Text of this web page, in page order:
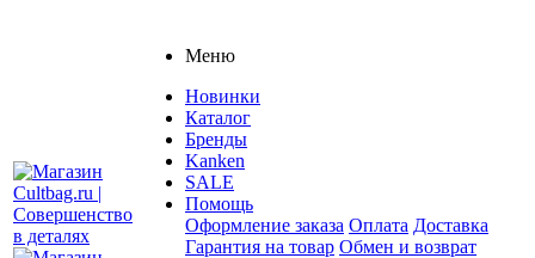
Меню
Новинки
Каталог
Бренды
Kanken
SALE
Помощь
Оформление заказа Оплата Доставка
Гарантия на товар Обмен и возврат